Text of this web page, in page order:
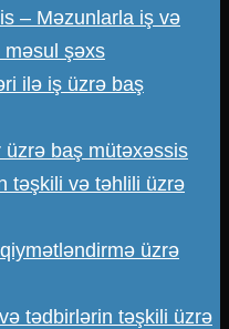
– Məzunlarla iş və
şəxs
ilə iş üzrə baş
üzrə baş mütəxəssis
təşkili və təhlili üzrə
üzrə
tədbirlərin təşkili üzrə